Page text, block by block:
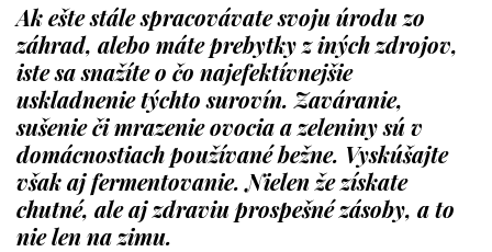
Ak ešte stále spracovávate svoju úrodu zo
záhrad, alebo máte prebytky z iných zdrojov,
iste sa snažíte o čo najefektívnejšie
uskladnenie týchto surovín. Zaváranie,
sušenie či mrazenie ovocia a zeleniny sú v
domácnostiach používané bežne. Vyskúšajte
však aj fermentovanie. Nielen že získate
chutné, ale aj zdraviu prospešné zásoby, a to
nie len na zimu.